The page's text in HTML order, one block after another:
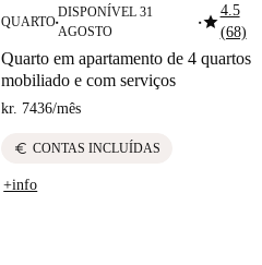
QUARTO■
DISPONÍVEL 31
AGOSTO
■star4.5
(68)
Quarto em apartamento de 4 quartos
mobiliado e com serviços
kr. 7436/mês
euro CONTAS INCLUÍDAS
+info